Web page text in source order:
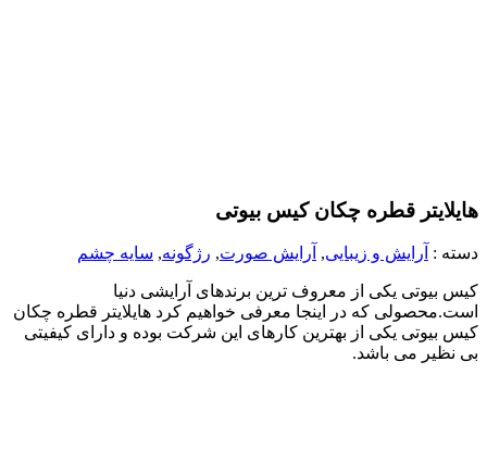
هایلایتر قطره چکان کیس بیوتی
دسته : آرایش و زیبایی, آرایش صورت, رژگونه, سایه چشم
کیس بیوتی یکی از معروف ترین برندهای آرایشی دنیا
است.محصولی که در اینجا معرفی خواهیم کرد هایلایتر قطره چکان
کیس بیوتی یکی از بهترین کارهای این شرکت بوده و دارای کیفیتی
بی نظیر می باشد.